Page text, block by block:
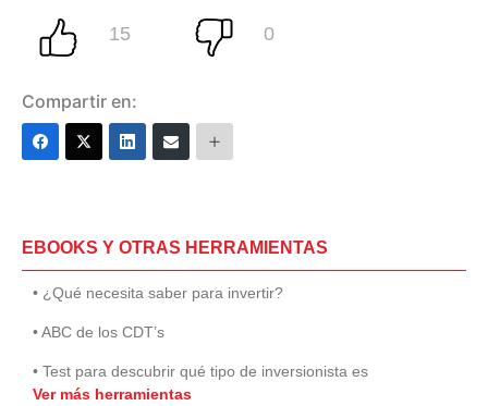
Compartir en:
EBOOKS Y OTRAS HERRAMIENTAS
• ¿Qué necesita saber para invertir?
• ABC de los CDT’s
• Test para descubrir qué tipo de inversionista es
Ver más herramientas